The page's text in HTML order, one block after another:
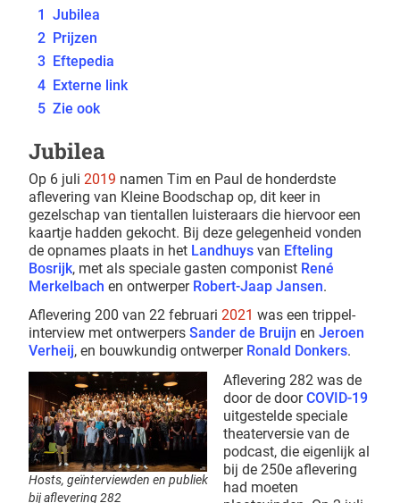
1 Jubilea
2 Prijzen
3 Eftepedia
4 Externe link
5 Zie ook
Jubilea
Op 6 juli 2019 namen Tim en Paul de honderdste
aflevering van Kleine Boodschap op, dit keer in
gezelschap van tientallen luisteraars die hiervoor een
kaartje hadden gekocht. Bij deze gelegenheid vonden
de opnames plaats in het Landhuys van Efteling
Bosrijk, met als speciale gasten componist René
Merkelbach en ontwerper Robert-Jaap Jansen.
Aflevering 200 van 22 februari 2021 was een trippel-
interview met ontwerpers Sander de Bruijn en Jeroen
Verheij, en bouwkundig ontwerper Ronald Donkers.
Hosts, geïnterviewden en publiek
bij aflevering 282
Aflevering 282 was de
door de doorCOVID-19
uitgestelde speciale
theaterversie van de
podcast, die eigenlijk al
bij de 250e aflevering
had moeten